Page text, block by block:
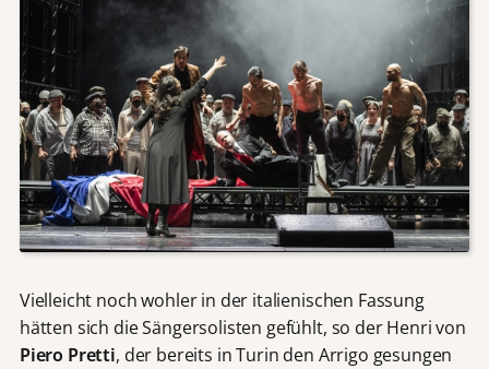
Vielleicht noch wohler in der italienischen Fassung
hätten sich die Sängersolisten gefühlt, so der Henri von
Piero Pretti, der bereits in Turin den Arrigo gesungen